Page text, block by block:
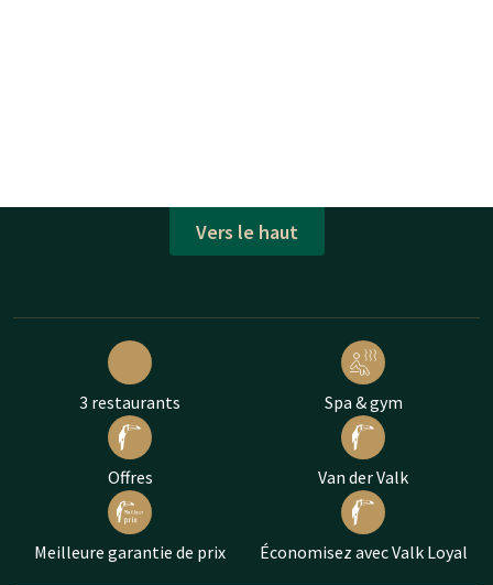
Vers le haut
3 restaurants Spa & gym
Offres Van der Valk
Meilleure garantie de prix Économisez avec Valk Loyal